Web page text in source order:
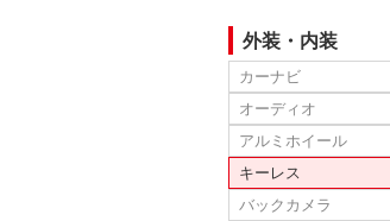
外装・内装
カーナビ
オーディオ
アルミホイール
キーレス
バックカメラ